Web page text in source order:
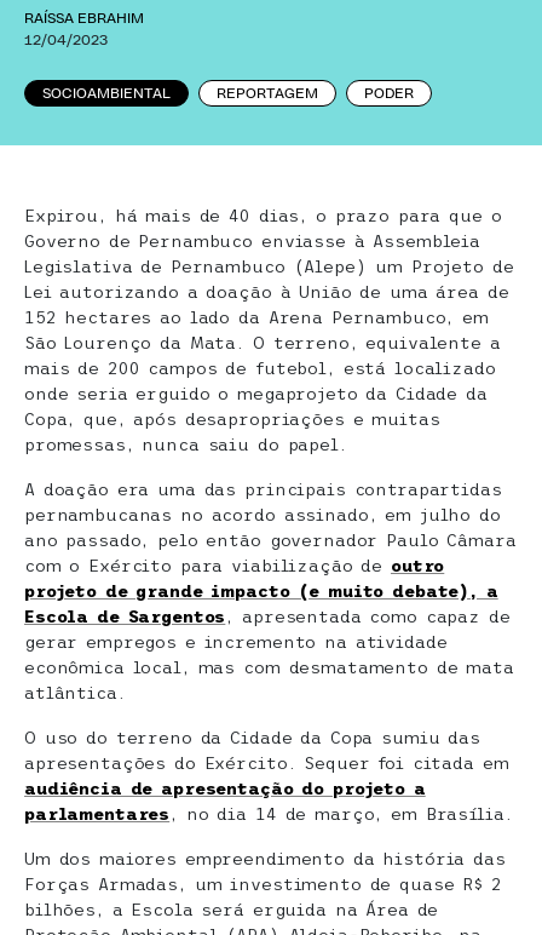
RAÍSSA EBRAHIM
12/04/2023
SOCIOAMBIENTAL REPORTAGEM PODER
Expirou, há mais de 40 dias, o prazo para que o
Governo de Pernambuco enviasse à Assembleia
Legislativa de Pernambuco (Alepe) um Projeto de
Lei autorizando a doação à União de uma área de
152 hectares ao lado da Arena Pernambuco, em
São Lourenço da Mata. O terreno, equivalente a
mais de 200 campos de futebol, está localizado
onde seria erguido o megaprojeto da Cidade da
Copa, que, após desapropriações e muitas
promessas, nunca saiu do papel.
A doação era uma das principais contrapartidas
pernambucanas no acordo assinado, em julho do
ano passado, pelo então governador Paulo Câmara
com o Exército para viabilização de outro
projeto de grande impacto (e muito debate), a
Escola de Sargentos , apresentada como capaz de
gerar empregos e incremento na atividade
econômica local, mas com desmatamento de mata
atlântica.
O uso do terreno da Cidade da Copa sumiu das
apresentações do Exército. Sequer foi citada em
audiência de apresentação do projeto a
parlamentares , no dia 14 de março, em Brasília.
Um dos maiores empreendimento da história das
Forças Armadas, um investimento de quase R$ 2
bilhões, a Escola será erguida na Área de